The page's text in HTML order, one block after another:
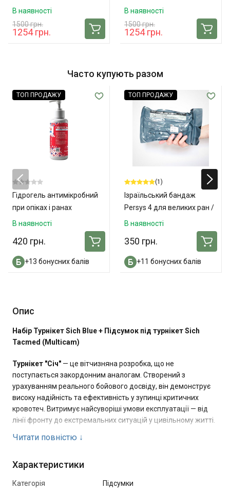
Tacmed (Coyote)
В наявності
1500 грн.
1254 грн.
TacMed (Pixel)
В наявності
1500 грн.
1254 грн.
Часто купують разом
ТОП ПРОДАЖУ
Гідрогель антимікробний
при опіках і ранах
«ОпікУн»® 100 мл
В наявності
420 грн.
+13 бонусних балів
ТОП ПРОДАЖУ
(1)
Ізраїльський бандаж
Persys 4 для великих ран /
ампутацій
В наявності
350 грн.
+11 бонусних балів
Опис
Набір Турнікет Sich Blue + Підсумок під турнікет Sich
Tacmed (Multicam)
Турнікет "Січ" — це вітчизняна розробка, що не
поступається закордонним аналогам. Створений з
урахуванням реального бойового досвіду, він демонструє
високу надійність та ефективність у зупинці критичних
кровотеч. Витримує найсуворіші умови експлуатації — від
лінії фронту до екстремальних ситуацій у цивільному житті.
Особливості турнікета "Січ":
Накладається однією рукою — ідеально підходить для
Читати повністю ↓
Характеристики
Категорія
Підсумки